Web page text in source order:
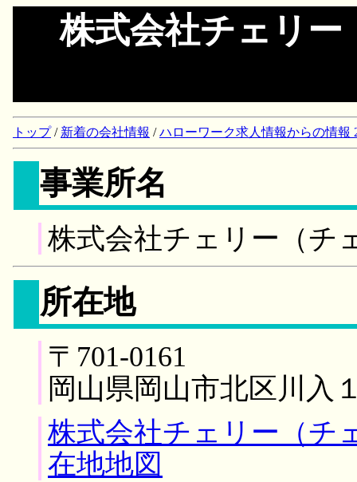
株式会社チェリ
トップ/ 新着の会社情報 /ハローワーク求人情報からの情報
事業所名
株式会社チェリー（
所在地
〒701-0161
岡山県岡山市北区川入
株式会社チェリー（
在地地図